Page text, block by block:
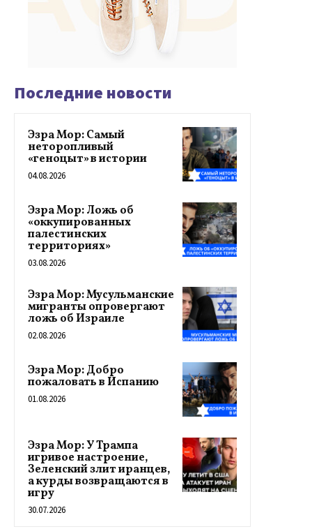
Последние новости
Эзра Мор: Самый
неторопливый
«геноцыт» в истории
04.08.2026
Эзра Мор: Ложь об
«оккупированных
палестинских
территориях»
03.08.2026
Эзра Мор: Мусульманские
мигранты опровергают
ложь об Израиле
02.08.2026
Эзра Мор: Добро
пожаловать в Испанию
01.08.2026
Эзра Мор: У Трампа
игривое настроение,
Зеленский злит иранцев,
а курды возвращаются в
игру
30.07.2026